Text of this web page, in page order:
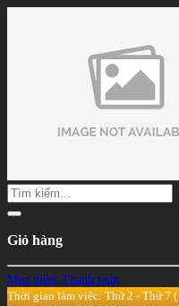
Giỏ hàng
Mua thêm Thanh toán
Thời gian làm việc: Thứ 2 - Thứ 7